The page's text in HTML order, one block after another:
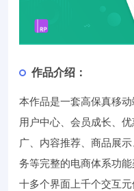
作品介绍：
本作品是一套高保真移
用户中心、会员成长、
广、内容推荐、商品展
务等完整的电商体系功
十多个界面上千个交互